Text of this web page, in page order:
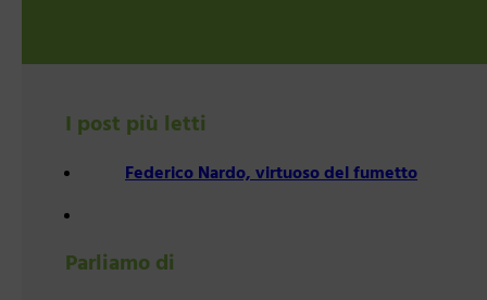
I post più letti
Federico Nardo, virtuoso del fumetto
Parliamo di